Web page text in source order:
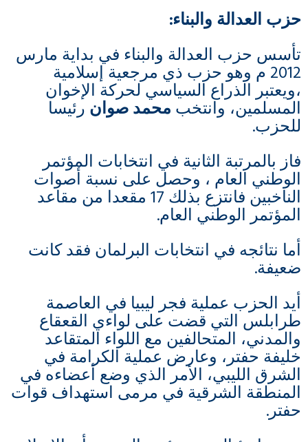
حزب العدالة والبناء:
تأسس حزب العدالة والبناء في بداية مارس
2012 م وهو حزب ذي مرجعية إسلامية
،ويعتبر الذراع السياسي لحركة الإخوان
المسلمين، وانتخب محمد صوان رئيسا
للحزب.
فاز بالمرتبة الثانية في انتخابات المؤتمر
الوطني العام ، وحصل على نسبة أصوات
الناخبين فانتزع بذلك 17 مقعدا من مقاعد
المؤتمر الوطني العام.
أما نتائجه في انتخابات البرلمان فقد كانت
ضعيفة.
أيد الحزب عملية فجر ليبيا في العاصمة
طرابلس التي قضت على لواءي القعقاع
والمدني، المتحالفين مع اللواء المتقاعد
خليفة حفتر، وعارض عملية الكرامة في
الشرق الليبي، الأمر الذي وضع أعضاءه في
المنطقة الشرقية في مرمى استهداف قوات
حفتر.